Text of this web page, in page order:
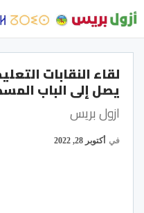
لقاء النقابات
يصل إلى الباب
ازول بريس
في أكتوبر 28, 2022